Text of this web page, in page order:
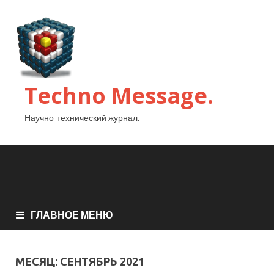
Techno Message.
Научно-технический журнал.
ГЛАВНОЕ МЕНЮ
МЕСЯЦ: СЕНТЯБРЬ 2021